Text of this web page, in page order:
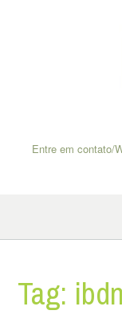
Entre em contato/
Tag: ibdn